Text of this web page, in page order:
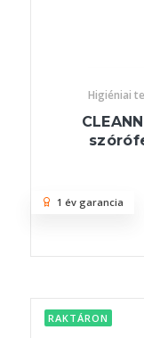
Higiéniai
1 év garancia
RAKTÁRON